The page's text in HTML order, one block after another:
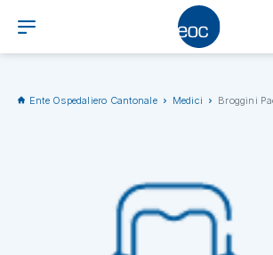
Ente Ospedaliero Cantonale Medici Broggini